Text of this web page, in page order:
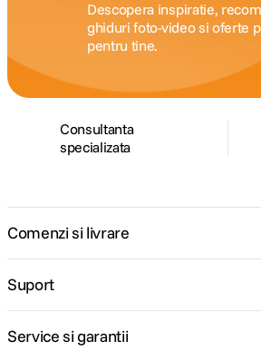
Descopera inspiratie,
ghiduri foto-video si oferte
pentru tine.
Consultanta
specializata
Comenzi si livrare
Suport
Service si garantii